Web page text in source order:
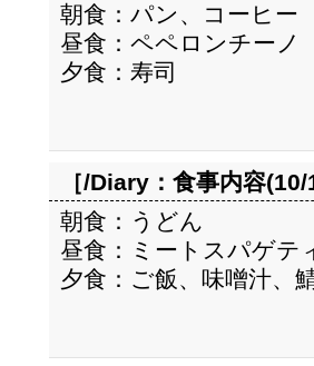
朝食：パン、コーヒー
昼食：ペペロンチーノ
夕食：寿司
［/Diary： 食事内容(10/
朝食：うどん
昼食：ミートスパゲテ
夕食：ご飯、味噌汁、